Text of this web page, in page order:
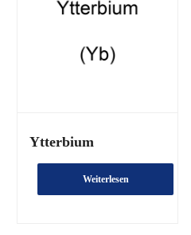
Ytterbium
Weiterlesen